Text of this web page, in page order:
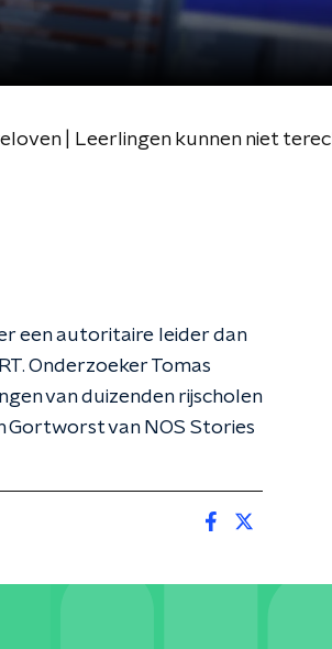
| Leerlingen kunnen niet
een autoritaire leider dan
Onderzoeker Tomas
van duizenden rijscholen
Gortworst van NOS Stories